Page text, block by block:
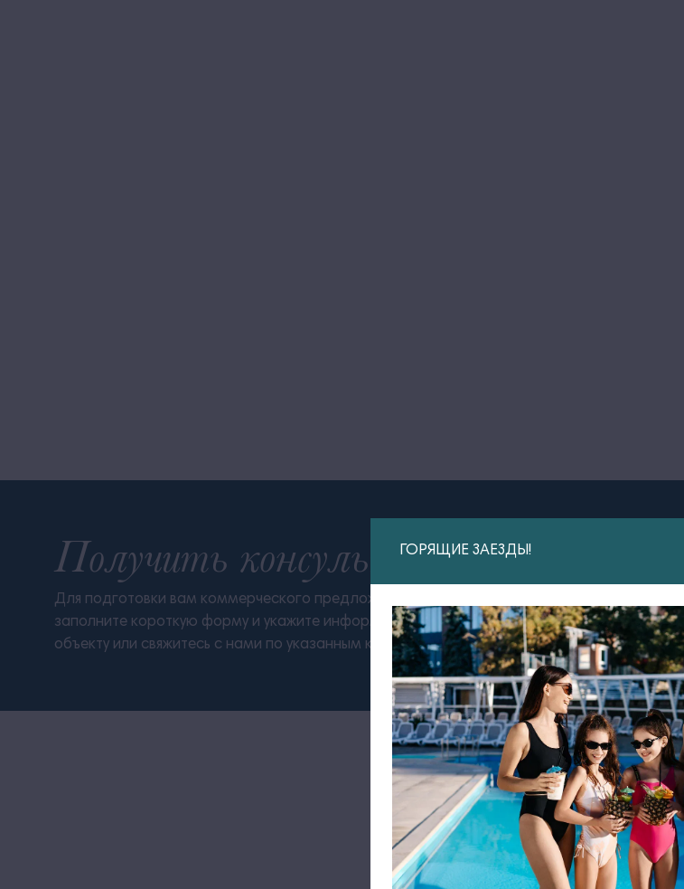
Получить консультацию
Для подготовки вам коммерческого предложения, пожалуйста,
заполните короткую форму и укажите информацию по Вашему
объекту или свяжитесь с нами по указанным контактам.
ГОРЯЩИЕ ЗАЕЗДЫ!